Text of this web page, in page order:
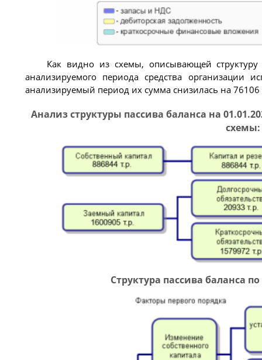
Как видно из схемы, описывающей
анализируемого периода средства организации
анализируемый период их сумма снизилась на 76106
Анализ структуры пассива баланса на
схемы:
Структура пассива баланса